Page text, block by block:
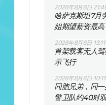
2026年8月6日
哈萨克斯坦7月
姐期望薪资最高
2026年8月6日 13:11
首架载客无人
示飞行
2026年8月6日 10:11
同胞兄弟，同
警卫队约40对